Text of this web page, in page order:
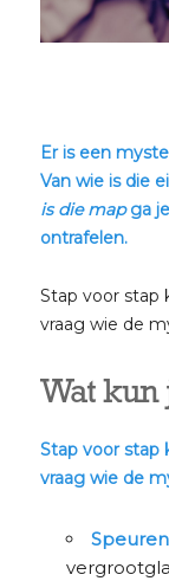
Er is een
Van wie is die
is die mapga
ontrafelen.
Stap voor stap
vraag wie de
Wat
Stap voor stap
vraag wie de